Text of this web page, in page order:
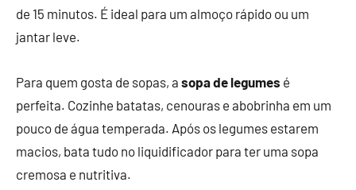
de 15 minutos. É ideal para um almoço rápido ou um
jantar leve.
Para quem gosta de sopas, a sopa de legumes é
perfeita. Cozinhe batatas, cenouras e abobrinha em um
pouco de água temperada. Após os legumes estarem
macios, bata tudo no liquidificador para ter uma sopa
cremosa e nutritiva.